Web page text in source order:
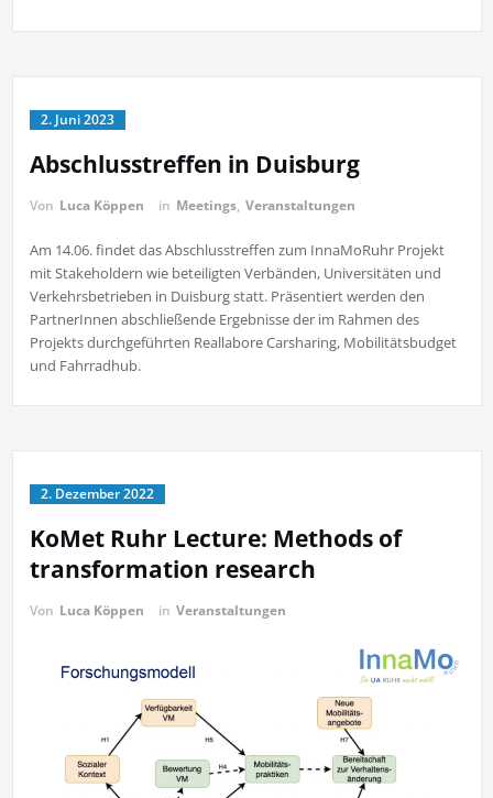
2. Juni 2023
Abschlusstreffen in Duisburg
Von Luca Köppen in Meetings, Veranstaltungen
Am 14.06. findet das Abschlusstreffen zum InnaMoRuhr Projekt
mit Stakeholdern wie beteiligten Verbänden, Universitäten und
Verkehrsbetrieben in Duisburg statt. Präsentiert werden den
PartnerInnen abschließende Ergebnisse der im Rahmen des
Projekts durchgeführten Reallabore Carsharing, Mobilitätsbudget
und Fahrradhub.
2. Dezember 2022
KoMet Ruhr Lecture: Methods of
transformation research
Von Luca Köppen in Veranstaltungen